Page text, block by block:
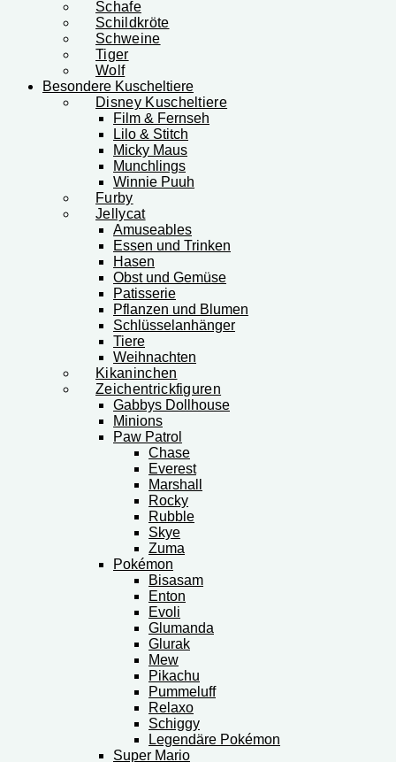
Schafe
Schildkröte
Schweine
Tiger
Wolf
Besondere Kuscheltiere
Disney Kuscheltiere
Film & Fernseh
Lilo & Stitch
Micky Maus
Munchlings
Winnie Puuh
Furby
Jellycat
Amuseables
Essen und Trinken
Hasen
Obst und Gemüse
Patisserie
Pflanzen und Blumen
Schlüsselanhänger
Tiere
Weihnachten
Kikaninchen
Zeichentrickfiguren
Gabbys Dollhouse
Minions
Paw Patrol
Chase
Everest
Marshall
Rocky
Rubble
Skye
Zuma
Pokémon
Bisasam
Enton
Evoli
Glumanda
Glurak
Mew
Pikachu
Pummeluff
Relaxo
Schiggy
Legendäre Pokémon
Super Mario